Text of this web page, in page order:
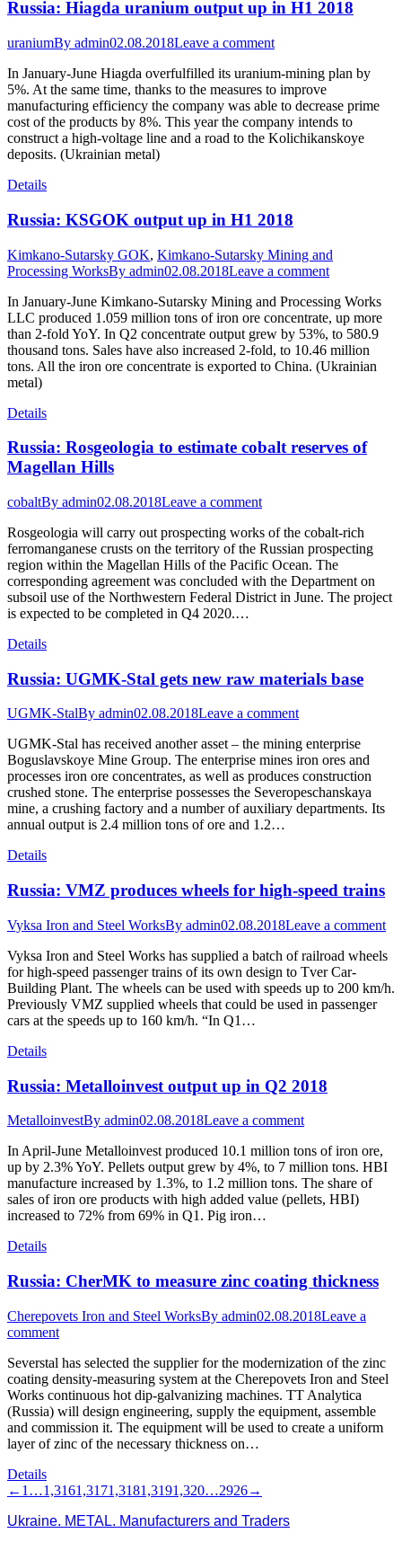
Russia: Hiagda uranium output up in H1 2018
uraniumBy admin02.08.2018Leave a comment
In January-June Hiagda overfulfilled its uranium-mining plan by
5%. At the same time, thanks to the measures to improve
manufacturing efficiency the company was able to decrease prime
cost of the products by 8%. This year the company intends to
construct a high-voltage line and a road to the Kolichikanskoye
deposits. (Ukrainian metal)
Details
Russia: KSGOK output up in H1 2018
Kimkano-Sutarsky GOK, Kimkano-Sutarsky Mining and
Processing WorksBy admin02.08.2018Leave a comment
In January-June Kimkano-Sutarsky Mining and Processing Works
LLC produced 1.059 million tons of iron ore concentrate, up more
than 2-fold YoY. In Q2 concentrate output grew by 53%, to 580.9
thousand tons. Sales have also increased 2-fold, to 10.46 million
tons. All the iron ore concentrate is exported to China. (Ukrainian
metal)
Details
Russia: Rosgeologia to estimate cobalt reserves of
Magellan Hills
cobaltBy admin02.08.2018Leave a comment
Rosgeologia will carry out prospecting works of the cobalt-rich
ferromanganese crusts on the territory of the Russian prospecting
region within the Magellan Hills of the Pacific Ocean. The
corresponding agreement was concluded with the Department on
subsoil use of the Northwestern Federal District in June. The project
is expected to be completed in Q4 2020.…
Details
Russia: UGMK-Stal gets new raw materials base
UGMK-StalBy admin02.08.2018Leave a comment
UGMK-Stal has received another asset – the mining enterprise
Boguslavskoye Mine Group. The enterprise mines iron ores and
processes iron ore concentrates, as well as produces construction
crushed stone. The enterprise possesses the Severopeschanskaya
mine, a crushing factory and a number of auxiliary departments. Its
annual output is 2.4 million tons of ore and 1.2…
Details
Russia: VMZ produces wheels for high-speed trains
Vyksa Iron and Steel WorksBy admin02.08.2018Leave a comment
Vyksa Iron and Steel Works has supplied a batch of railroad wheels
for high-speed passenger trains of its own design to Tver Car-
Building Plant. The wheels can be used with speeds up to 200 km/h.
Previously VMZ supplied wheels that could be used in passenger
cars at the speeds up to 160 km/h. “In Q1…
Details
Russia: Metalloinvest output up in Q2 2018
MetalloinvestBy admin02.08.2018Leave a comment
In April-June Metalloinvest produced 10.1 million tons of iron ore,
up by 2.3% YoY. Pellets output grew by 4%, to 7 million tons. HBI
manufacture increased by 1.3%, to 1.2 million tons. The share of
sales of iron ore products with high added value (pellets, HBI)
increased to 72% from 69% in Q1. Pig iron…
Details
Russia: CherMK to measure zinc coating thickness
Cherepovets Iron and Steel WorksBy admin02.08.2018Leave a
comment
Severstal has selected the supplier for the modernization of the zinc
coating density-measuring system at the Cherepovets Iron and Steel
Works continuous hot dip-galvanizing machines. TT Analytica
(Russia) will design engineering, supply the equipment, assemble
and commission it. The equipment will be used to create a uniform
layer of zinc of the necessary thickness on…
Details
← 1 …1,3161,3171,3181,3191,320…2926→
Ukraine. METAL. Manufacturers and Traders